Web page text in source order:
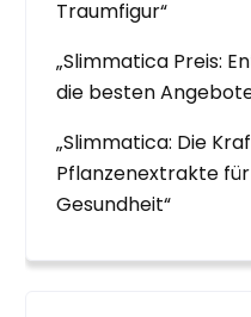
Traumfigur“
„Slimmatica Preis:
die besten
„Slimmatica: Die
Pflanzenextrakte
Gesundheit“